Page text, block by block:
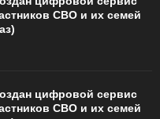
СВО и их семей
цифровой сервис
СВО и их семей